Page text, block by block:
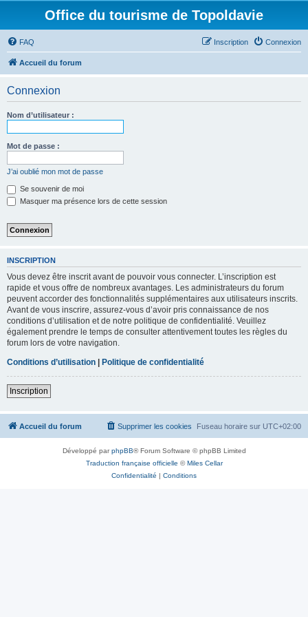
Office du tourisme de Topoldavie
FAQ Connexion
Inscription
Accueil du forum
Connexion
Nom d’utilisateur :
Mot de passe :
J’ai oublié mon mot de passe
Se souvenir de moi
Masquer ma présence lors de cette session
INSCRIPTION
Vous devez être inscrit avant de pouvoir vous connecter. L’inscription est
rapide et vous offre de nombreux avantages. Les administrateurs du forum
peuvent accorder des fonctionnalités supplémentaires aux utilisateurs inscrits.
Avant de vous inscrire, assurez-vous d’avoir pris connaissance de nos
conditions d’utilisation et de notre politique de confidentialité. Veuillez
également prendre le temps de consulter attentivement toutes les règles du
forum lors de votre navigation.
Conditions d’utilisation | Politique de confidentialité
Inscription
Accueil du forum Fuseau horaire sur UTC+02:00
Supprimer les cookies
Développé parphpBB® Forum Software © phpBB Limited
Traduction française officielle ©Miles Cellar
Confidentialité | Conditions